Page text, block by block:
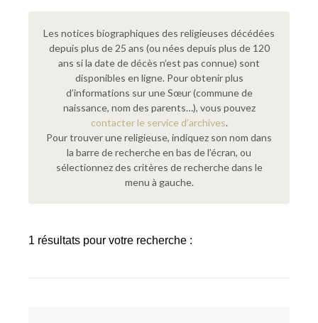
Les notices biographiques des religieuses décédées
depuis plus de 25 ans (ou nées depuis plus de 120
ans si la date de décès n’est pas connue) sont
disponibles en ligne. Pour obtenir plus
d’informations sur une Sœur (commune de
naissance, nom des parents…), vous pouvez
contacter le service d’archives.
Pour trouver une religieuse, indiquez son nom dans
la barre de recherche en bas de l’écran, ou
sélectionnez des critères de recherche dans le
menu à gauche.
1 résultats pour votre recherche :